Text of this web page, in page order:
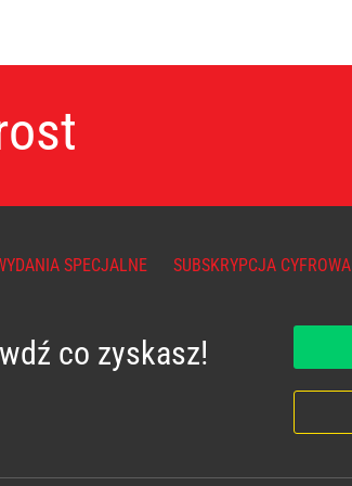
SPECJALNE SUBSKRYPCJA CYFROWA
co zyskasz!